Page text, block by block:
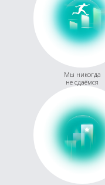
Мы никогда
не сдаёмся